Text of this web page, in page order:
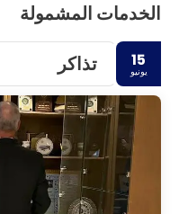
الخدمات المشمولة
15
يونيو تذاكر